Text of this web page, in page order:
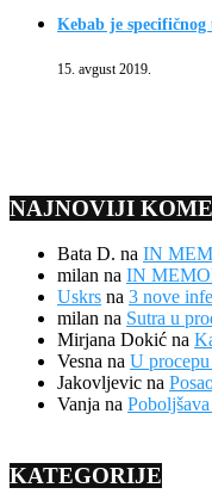
Kebab je specifičnog
15. avgust 2019.
NAJNOVIJI
Bata D. na IN
milan na IN
Uskrs na 3 nove
milan na Sutra u
Mirjana Dokić na
Vesna na U
Jakovljevic na
Vanja na
KATEGORIJE